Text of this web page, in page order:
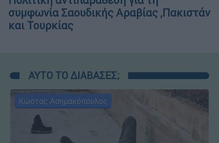
συμφωνία Σαουδικής Αραβίας ,Πακιστάν
και Τουρκίας
ΑΥΤΟ ΤΟ ΔΙΑΒΑΣΕΣ;
Κώστας Ασημακόπουλος